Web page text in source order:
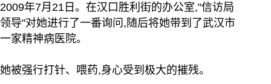
2009年7月21日。在汉口胜利街的办公室,"信访局
领导"对她进行了一番询问,随后将她带到了武汉市
一家精神病医院。
她被强行打针、喂药,身心受到极大的摧残。